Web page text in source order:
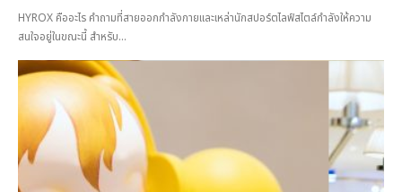
HYROX คืออะไร คำถามที่สายออกกำลังกายและเหล่านักสปอร์ตไลฟ์สไตล์กำลังให้ความ
สนใจอยู่ในขณะนี้ สำหรับ...